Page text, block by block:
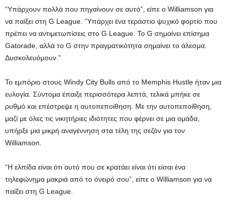
“Υπάρχουν πολλά που πηγαίνουν σε αυτό”, είπε ο Williamson για
να παίξει στη G League. “Υπάρχει ένα τεράστιο ψυχικό φορτίο που
πρέπει να αντιμετωπίσεις στο G League. Το G σημαίνει επίσημα
Gatorade, αλλά το G στην πραγματικότητα σημαίνει το άλεσμα.
Δυσκολευόμουν.”
Το εμπόριο στους Windy City Bulls από το Memphis Hustle ήταν μια
ευλογία. Σύντομα έπαιξε περισσότερα λεπτά, τελικά μπήκε σε
ρυθμό και επέστρεψε η αυτοπεποίθηση. Με την αυτοπεποίθηση,
μαζί με όλες τις νικητήριες ιδιότητες που φέρνει σε μια ομάδα,
υπήρξε μια μικρή αναγέννηση στα τέλη της σεζόν για τον
Williamson.
“Η ελπίδα είναι ότι αυτό που σε κρατάει είναι ότι είσαι ένα
τηλεφώνημα μακριά από το όνειρό σου”, είπε ο Williamson για να
παίξει στη G League.